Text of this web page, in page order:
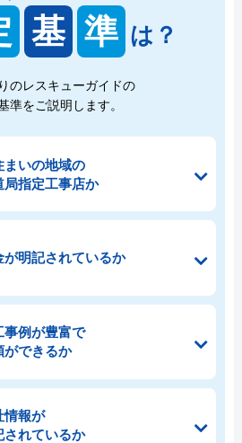
基 準 は？
のレスキューガイドの
準をご説明します。
まいの地域の
局指定工事店か
が明記されているか
事例が豊富で
ができるか
情報が
されているか